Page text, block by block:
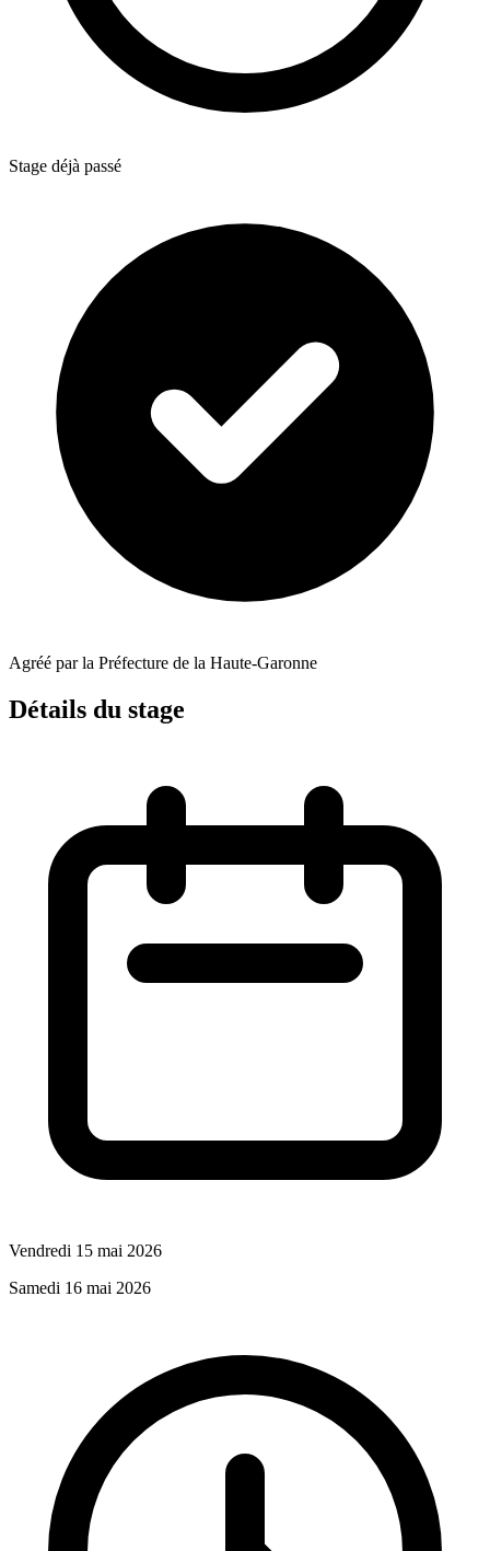
Stage déjà passé
Agréé par la Préfecture de la Haute-Garonne
Détails du stage
Vendredi 15 mai 2026
Samedi 16 mai 2026